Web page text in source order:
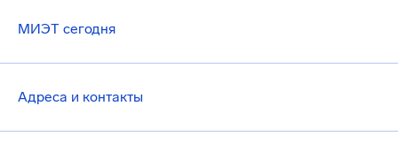
МИЭТ сегодня
Адреса и контакты